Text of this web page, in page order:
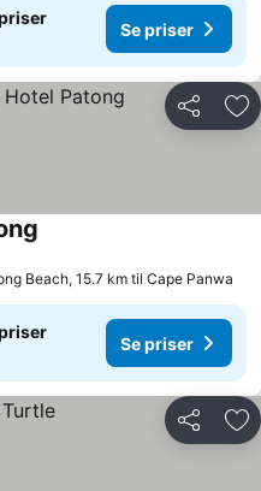
Se priser
Del
Beach, 15.7 km til Cape Panwa
Se priser
Del